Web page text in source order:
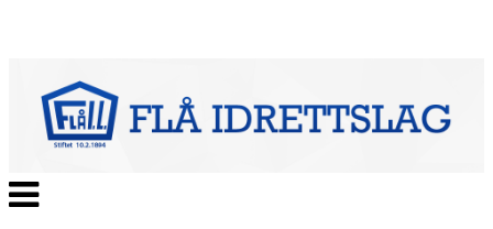
Veksle
navigasjon